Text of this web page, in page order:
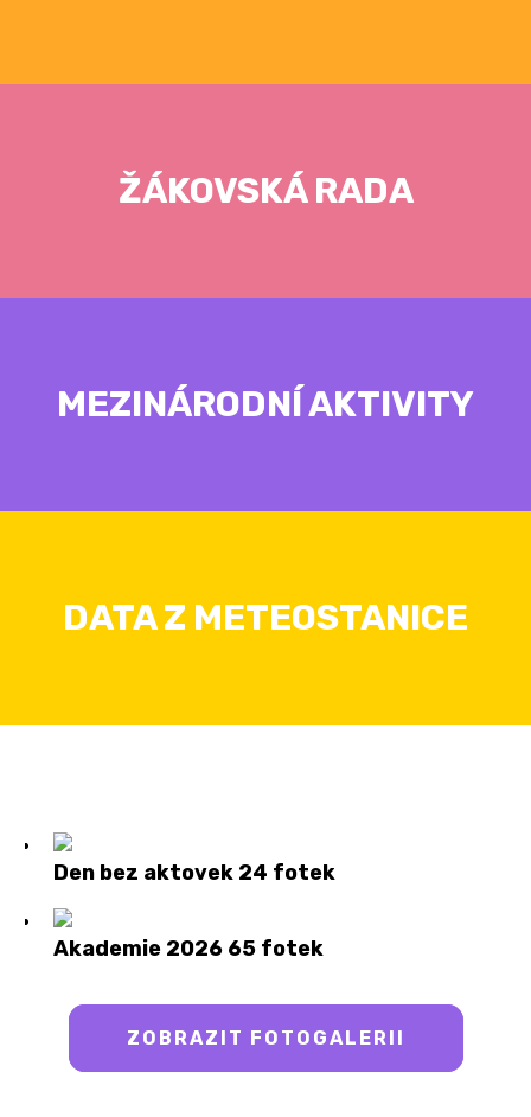
ŽÁKOVSKÁ RADA
MEZINÁRODNÍ AKTIVITY
DATA Z METEOSTANICE
Den bez aktovek 24 fotek
Akademie 2026 65 fotek
ZOBRAZIT FOTOGALERII